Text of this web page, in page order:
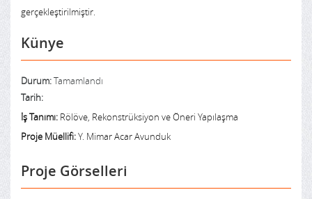
gerçekleştirilmiştir.
Künye
Durum:Tamamlandı
Tarih:
İş Tanımı: Rölöve, Rekonstrüksiyon ve Öneri Yapılaşma
Proje Müellifi:Y. Mimar Acar Avunduk
Proje Görselleri